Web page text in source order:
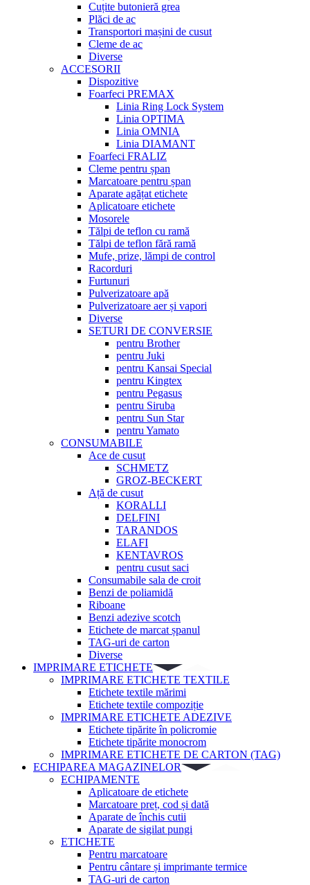
Cuțite butonieră grea
Plăci de ac
Transportori mașini de cusut
Cleme de ac
Diverse
ACCESORII
Dispozitive
Foarfeci PREMAX
Linia Ring Lock System
Linia OPTIMA
Linia OMNIA
Linia DIAMANT
Foarfeci FRALIZ
Cleme pentru șpan
Marcatoare pentru șpan
Aparate agățat etichete
Aplicatoare etichete
Mosorele
Tălpi de teflon cu ramă
Tălpi de teflon fără ramă
Mufe, prize, lămpi de control
Racorduri
Furtunuri
Pulverizatoare apă
Pulverizatoare aer și vapori
Diverse
SETURI DE CONVERSIE
pentru Brother
pentru Juki
pentru Kansai Special
pentru Kingtex
pentru Pegasus
pentru Siruba
pentru Sun Star
pentru Yamato
CONSUMABILE
Ace de cusut
SCHMETZ
GROZ-BECKERT
Ață de cusut
KORALLI
DELFINI
TARANDOS
ELAFI
KENTAVROS
pentru cusut saci
Consumabile sala de croit
Benzi de poliamidă
Riboane
Benzi adezive scotch
Etichete de marcat șpanul
TAG-uri de carton
Diverse
IMPRIMARE ETICHETE
IMPRIMARE ETICHETE TEXTILE
Etichete textile mărimi
Etichete textile compoziție
IMPRIMARE ETICHETE ADEZIVE
Etichete tipărite în policromie
Etichete tipărite monocrom
IMPRIMARE ETICHETE DE CARTON (TAG)
ECHIPAREA MAGAZINELOR
ECHIPAMENTE
Aplicatoare de etichete
Marcatoare preț, cod și dată
Aparate de închis cutii
Aparate de sigilat pungi
ETICHETE
Pentru marcatoare
Pentru cântare și imprimante termice
TAG-uri de carton